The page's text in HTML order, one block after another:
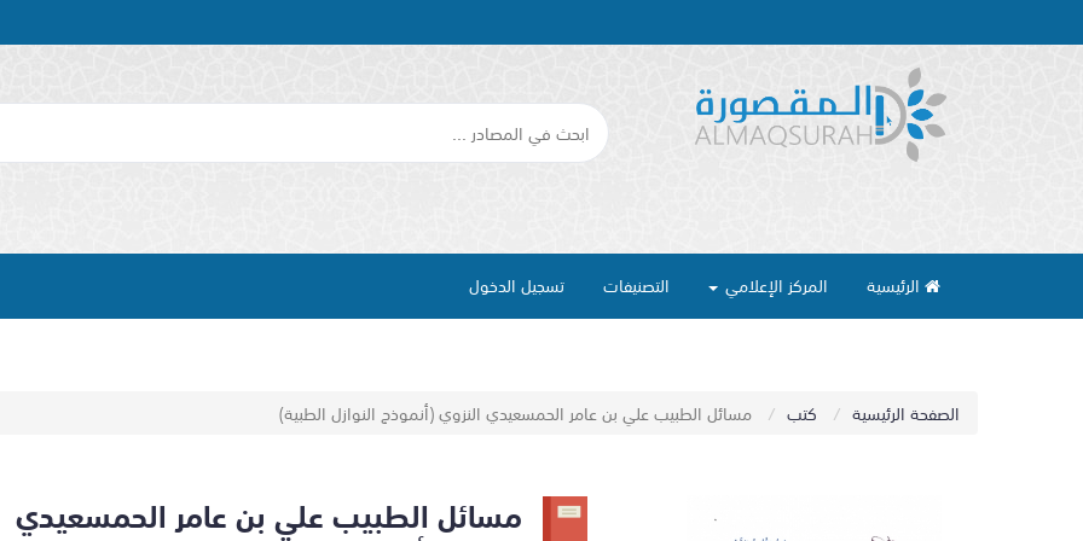
الرئيسية المركز الإعلامي التصنيفات تسجيل الدخول
الصفحة الرئيسية كتب مسائل الطبيب علي بن عامر الحمسعيدي النزوي (أنموذج النوازل الطبية)
مسائل الطبيب علي بن عامر الحمسعيدي